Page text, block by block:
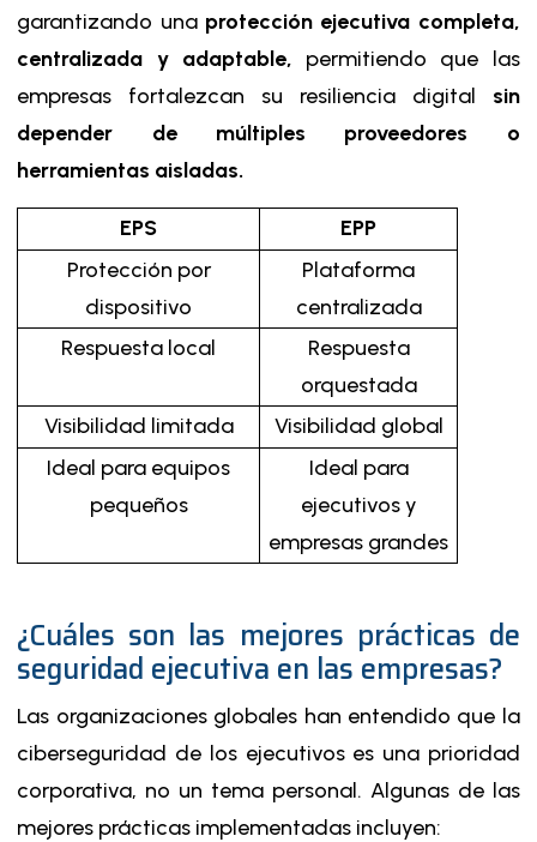
garantizando una protección ejecutiva completa,
centralizada y adaptable, permitiendo que las
empresas fortalezcan su resiliencia digital sin
depender de múltiples proveedores o
herramientas aisladas.
EPS
EPP
Protección por
dispositivo
Plataforma
centralizada
Respuesta local
Respuesta
orquestada
Visibilidad limitada
Visibilidad global
Ideal para equipos
pequeños
Ideal para
ejecutivos y
empresas grandes
¿Cuáles son las mejores prácticas de
seguridad ejecutiva en las empresas?
Las organizaciones globales han entendido que la
ciberseguridad de los ejecutivos es una prioridad
corporativa, no un tema personal. Algunas de las
mejores prácticas implementadas incluyen: